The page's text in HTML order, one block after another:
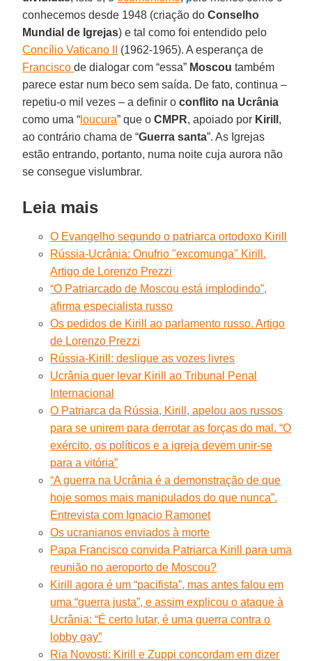
conhecemos desde 1948 (criação doConselho
Mundial de Igrejas) e tal como foi entendido pelo
Concílio Vaticano II
(1962-1965). A esperança de
Franciscode dialogar com “essa” Moscou também
parece estar num beco sem saída. De fato, continua –
repetiu-o mil vezes – a definir oconflito na Ucrânia
como uma “ loucura” que oCMPR, apoiado por Kirill ,
ao contrário chama de “Guerra santa”. As Igrejas
estão entrando, portanto, numa noite cuja aurora não
se consegue vislumbrar.
Leia mais
O Evangelho segundo o patriarca ortodoxo Kirill
Rússia-Ucrânia: Onufrio "excomunga" Kirill.
Artigo de Lorenzo Prezzi
“O Patriarcado de Moscou está implodindo”,
afirma especialista russo
Os pedidos de Kirill ao parlamento russo. Artigo
de Lorenzo Prezzi
Rússia-Kirill: desligue as vozes livres
Ucrânia quer levar Kirill ao Tribunal Penal
Internacional
O Patriarca da Rússia, Kirill, apelou aos russos
para se unirem para derrotar as forças do mal. “O
exército, os políticos e a igreja devem unir-se
para a vitória”
“A guerra na Ucrânia é a demonstração de que
hoje somos mais manipulados do que nunca”.
Entrevista com Ignacio Ramonet
Os ucranianos enviados à morte
Papa Francisco convida Patriarca Kirill para uma
reunião no aeroporto de Moscou?
Kirill agora é um “pacifista”, mas antes falou em
uma “guerra justa”, e assim explicou o ataque à
Ucrânia: “É certo lutar, é uma guerra contra o
lobby gay”
Ria Novosti: Kirill e Zuppi concordam em dizer